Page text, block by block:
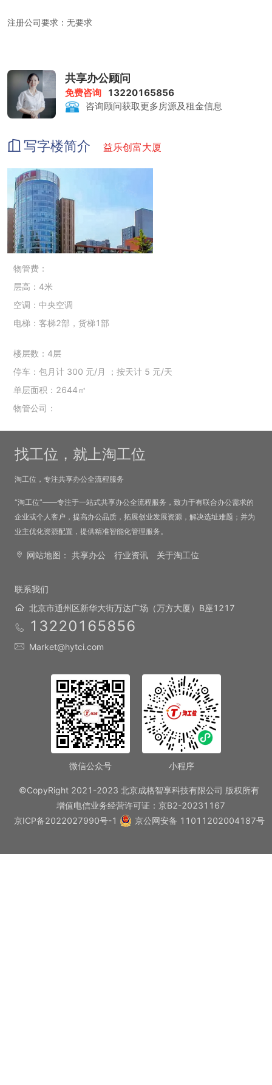
注册公司要求：无要求
租金包含：前台服务、物管费、家具、水电、咖啡茶水、日常清洁、
网络配置、会议室
会议室：赠送时长3小时 ；收费标准50元/小时
共享办公顾问
免费咨询
13220165856
咨询顾问获取更多房源及租金信息
写字楼简介 益乐创富大厦
物管费：
层高：4米
空调：中央空调
电梯：客梯2部，货梯1部
楼层数：4层
停车：包月计 300 元/月 ；按天计 5 元/天
单层面积：2644㎡
物管公司：
找工位，就上淘工位
淘工位，专注共享办公全流程服务
“淘工位”——专注于一站式共享办公全流程服务，致力于有联合办公需求的
企业或个人客户，提高办公品质，拓展创业发展资源，解决选址难题；并为
业主优化资源配置，提供精准智能化管理服务。
网站地图： 共享办公 行业资讯 关于淘工位
联系我们
北京市通州区新华大街万达广场（万方大厦）B座1217
13220165856
Market@hytci.com
微信公众号 小程序
©CopyRight 2021-2023 北京成格智享科技有限公司 版权所有
增值电信业务经营许可证：京B2-20231167
京ICP备2022027990号-1
京公网安备 11011202004187号